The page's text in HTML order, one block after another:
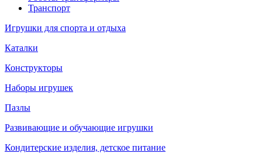
Транспорт
Игрушки для спорта и отдыха
Каталки
Конструкторы
Наборы игрушек
Пазлы
Развивающие и обучающие игрушки
Кондитерские изделия, детское питание